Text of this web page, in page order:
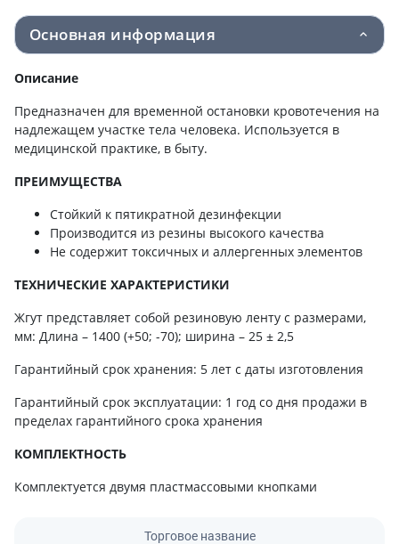
Основная информация
Описание
Предназначен для временной остановки кровотечения на
надлежащем участке тела человека. Используется в
медицинской практике, в быту.
ПРЕИМУЩЕСТВА
Стойкий к пятикратной дезинфекции
Производится из резины высокого качества
Не содержит токсичных и аллергенных элементов
ТЕХНИЧЕСКИЕ ХАРАКТЕРИСТИКИ
Жгут представляет собой резиновую ленту с размерами,
мм: Длина – 1400 (+50; -70); ширина – 25 ± 2,5
Гарантийный срок хранения: 5 лет с даты изготовления
Гарантийный срок эксплуатации: 1 год со дня продажи в
пределах гарантийного срока хранения
КОМПЛЕКТНОСТЬ
Комплектуется двумя пластмассовыми кнопками
Торговое название